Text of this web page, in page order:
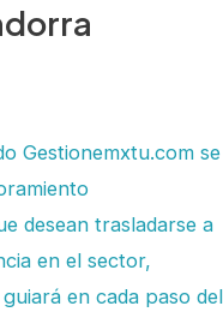
Gestionemxtu.com se
desean trasladarse a
en el sector,
en cada paso del